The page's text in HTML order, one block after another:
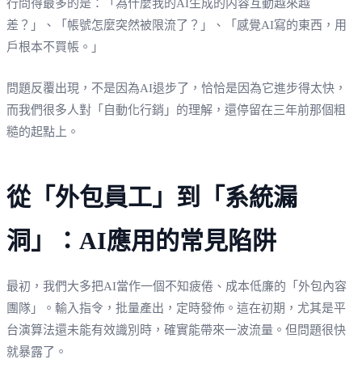
行問得最多的是：「為什麼我的AI生成的内容互動越來越
差？」、「帳號怎麼突然被限流了？」、「感覺AI寫的東西，用
戶根本不買帳。」
問題反覆出現，不是因為AI退步了，恰恰是因為它進步得太快，
而我們很多人對「自動化行銷」的理解，還停留在三年前那個粗
糙的起點上。
從「外包員工」到「系統漏
洞」：AI應用的常見陷阱
最初，我們大多把AI當作一個不知疲倦、成本低廉的「外包內容
團隊」。輸入指令，批量產出，定時發佈。這在初期，尤其是平
台演算法還未能有效識別時，確實能帶來一波流量。但問題很快
就暴露了。